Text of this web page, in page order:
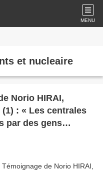
MENU
et nucleaire
Norio HIRAI,
: « Les centrales
par des gens